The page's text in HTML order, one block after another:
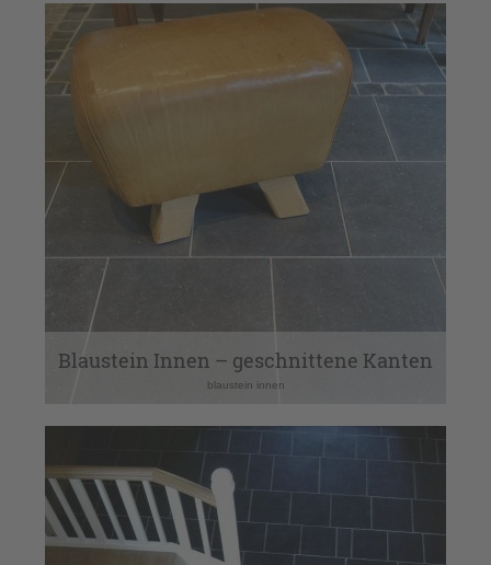
Blaustein Innen – geschnittene Kanten
blaustein innen